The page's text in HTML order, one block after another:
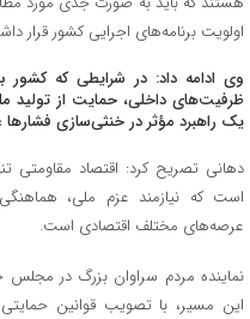
اولویت برنامه‌های اجرایی کشور قرار
وی ادامه داد: در شرایطی که کشور
ظرفیت‌های داخلی، حمایت از تولید
یک راهبرد مؤثر در خنثی‌سازی فشارها
دهانی تصریح کرد: اقتصاد مقاومتی
است که نیازمند عزم ملی،
عرصه‌های مختلف اقتصادی است.
نماینده مردم سراوان بزرگ در
این مسیر، با تصویب قوانین